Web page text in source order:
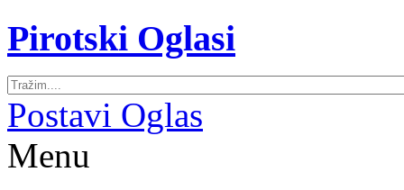
Pirotski Oglasi
Postavi Oglas
Menu